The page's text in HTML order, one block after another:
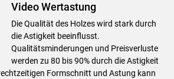
Video Wertastung
Die Qualität des Holzes wird stark durch
die Astigkeit beeinflusst.
Qualitätsminderungen und Preisverluste
werden zu 80 bis 90% durch die Astigkeit
Formschnitt und Astung kann